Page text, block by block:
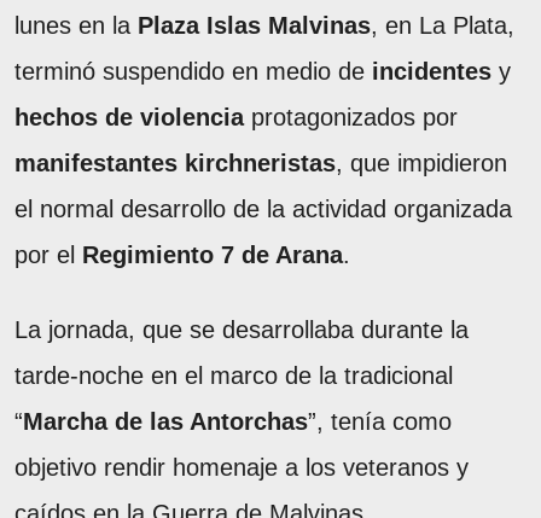
lunes en la Plaza Islas Malvinas, en La Plata,
terminó suspendido en medio de incidentes y
hechos de violenciaprotagonizados por
manifestantes kirchneristas, que impidieron
el normal desarrollo de la actividad organizada
por el Regimiento 7 de Arana.
La jornada, que se desarrollaba durante la
tarde-noche en el marco de la tradicional
“Marcha de las Antorchas”, tenía como
objetivo rendir homenaje a los veteranos y